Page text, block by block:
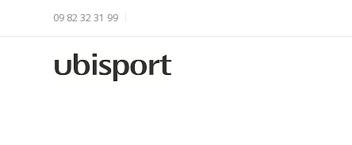
09 82 32 31 99